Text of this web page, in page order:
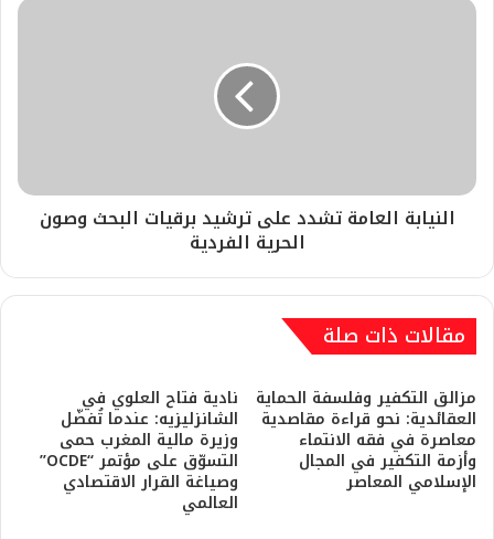
النيابة العامة تشدد على ترشيد برقيات البحث وصون
الحرية الفردية
مقالات ذات صلة
مزالق التكفير وفلسفة الحماية
العقائدية: نحو قراءة مقاصدية
معاصرة في فقه الانتماء
وأزمة التكفير في المجال
الإسلامي المعاصر
نادية فتاح العلوي في
الشانزليزيه: عندما تُفضّل
وزيرة مالية المغرب حمى
التسوّق على مؤتمر “OCDE”
وصياغة القرار الاقتصادي
العالمي